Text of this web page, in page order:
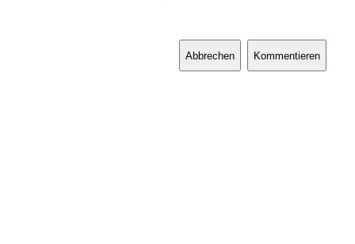
Abbrechen Kommentieren